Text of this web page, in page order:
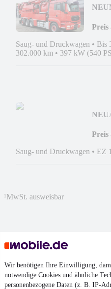
Wir benötigen Ihre Einwilligung,
notwendige Cookies und ähnliche
personenbezogene Daten (z. B. IP-
NEU
Preis
Saug- und Druckwagen • Bis
302.000 km • 397 kW (540
NEU
Preis
Saug- und Druckwagen • EZ
¹MwSt. ausweisbar
Nutze mobile.de